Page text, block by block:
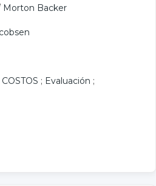
Morton Backer
COSTOS ; Evaluación ;